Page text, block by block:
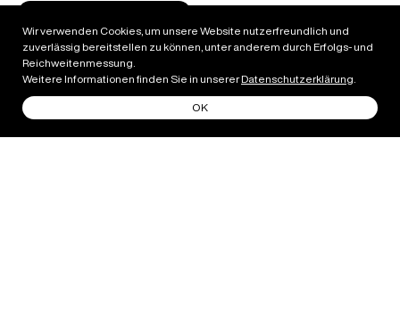
Wir verwenden Cookies, um unsere Website nutzerfreundlich und
zuverlässig bereitstellen zu können, unter anderem durch Erfolgs- und
Reichweitenmessung.
Weitere Informationen finden Sie in unsererDatenschutzerklärung
OK